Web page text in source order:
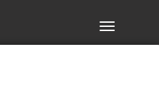
TOGGLE